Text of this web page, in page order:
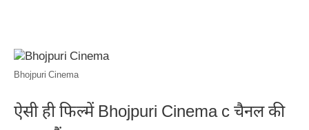
Bhojpuri Cinema
ऐसी ही फिल्में Bhojpuri Cinema c चैनल की